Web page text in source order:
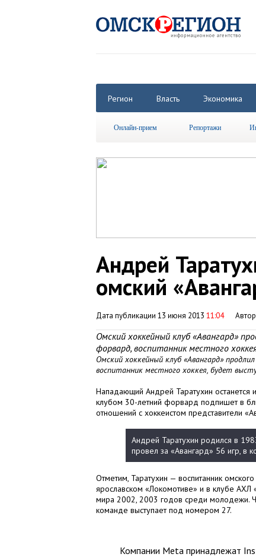
Регион Власть Экономика
Онлайн-прием Репортажи
Андрей
омский
Дата публикации 13 июня 2013 11:04 Автор
Омский хоккейный клуб «Авангард»
форвард, воспитанник местного
Омский хоккейный клуб «Авангард»
воспитанник местного хоккея, будет
Нападающий Андрей Таратухин
клубом 30-летний форвард подпишет в
отношений с хоккеистом представители
Андрей Таратухин родился в
провел за «Авангард» 56 игр, в
Отметим, Таратухин — воспитанник
ярославском «Локомотиве» и в клубе
мира 2002, 2003 годов среди молодежи.
команде выступает под номером 27.
Компании Meta принадлежат